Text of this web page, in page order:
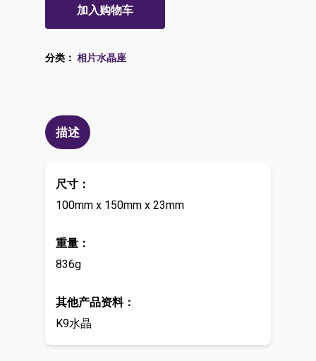
加入购物车
分类： 相片水晶座
描述
尺寸：
100mm x 150mm x 23mm
重量：
836g
其他产品资料：
K9水晶